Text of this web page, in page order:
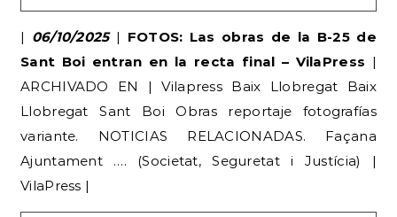
| 06/10/2025| FOTOS: Las obras de la B-25 de
Sant Boi entran en la recta final – VilaPress |
ARCHIVADO EN | Vilapress Baix Llobregat Baix
Llobregat Sant Boi Obras reportaje fotografías
variante. NOTICIAS RELACIONADAS. Façana
Ajuntament …. (Societat, Seguretat i Justícia) |
VilaPress |